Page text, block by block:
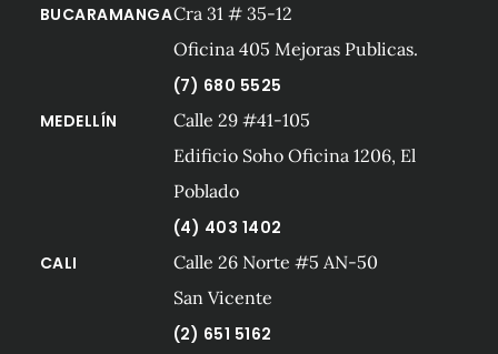
BUCARAMANGACra 31 # 35-12
Oficina 405 Mejoras Publicas.
(7) 680 5525
MEDELLÍN
Calle 29 #41-105
Edificio Soho Oficina 1206, El
Poblado
(4) 403 1402
CALI
Calle 26 Norte #5 AN-50
San Vicente
(2) 651 5162